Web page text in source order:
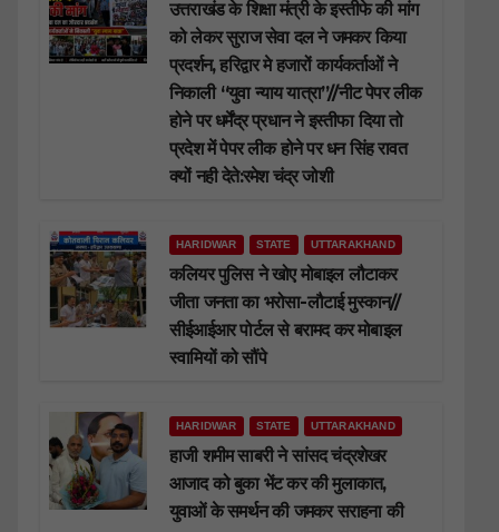
उत्तराखंड के शिक्षा मंत्री के इस्तीफे की मांग
को लेकर सुराज सेवा दल ने जमकर किया
प्रदर्शन, हरिद्वार मे हजारों कार्यकर्ताओं ने
निकाली “युवा न्याय यात्रा”//नीट पेपर लीक
होने पर धर्मेंद्र प्रधान ने इस्तीफा दिया तो
प्रदेश में पेपर लीक होने पर धन सिंह रावत
क्यों नही देते:रमेश चंद्र जोशी
HARIDWAR STATE UTTARAKHAND
कलियर पुलिस ने खोए मोबाइल लौटाकर
जीता जनता का भरोसा-लौटाई मुस्कान//
सीईआईआर पोर्टल से बरामद कर मोबाइल
स्वामियों को सौंपे
HARIDWAR STATE UTTARAKHAND
हाजी शमीम साबरी ने सांसद चंद्रशेखर
आजाद को बुका भेंट कर की मुलाकात,
युवाओं के समर्थन की जमकर सराहना की